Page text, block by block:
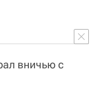
вничью с